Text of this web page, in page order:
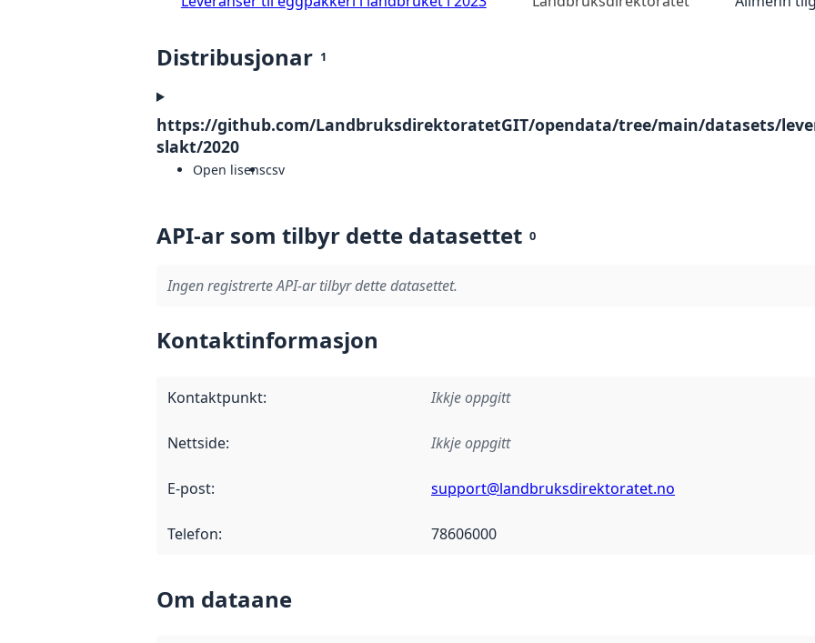
Distribusjonar 1
https://github.com/LandbruksdirektoratetGIT/opendata/tree/main/datasets/
slakt/2020
Open lisenscsv
API-ar som tilbyr dette datasettet 0
Ingen registrerte API-ar tilbyr dette datasettet.
Kontaktinformasjon
Kontaktpunkt: Ikkje oppgitt
Nettside: Ikkje oppgitt
E-post: support@landbruksdirektoratet.no
Telefon: 78606000
Om dataane